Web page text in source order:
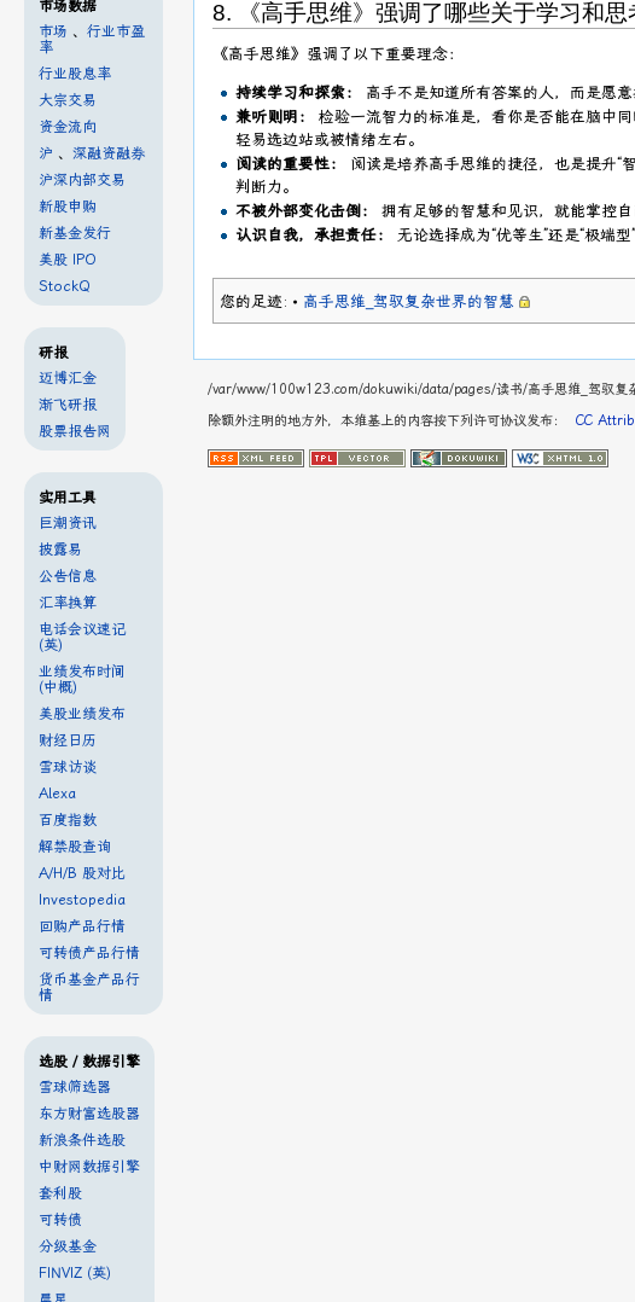
8. 《高手思维》强调了哪些关于学习和思
《高手思维》强调了以下重要理念：
持续学习和探索：
高手不是知道所有答案的人，而是愿意
兼听则明：
检验一流智力的标准是，看你是否能在脑中
轻易选边站或被情绪左右。
阅读的重要性：
阅读是培养高手思维的捷径，也是提升“
判断力。
不被外部变化击倒：
拥有足够的智慧和见识，就能掌控
认识自我，承担责任：
无论选择成为“优等生”还是“极端
您的足迹: • 高手思维_驾驭复杂世界的智慧
市场数据
市场 、 行业市盈
率
行业股息率
大宗交易
资金流向
沪 、 深融资融券
沪深内部交易
新股申购
新基金发行
美股 IPO
StockQ
研报
迈博汇金
渐飞研报
股票报告网
实用工具
巨潮资讯
披露易
公告信息
汇率换算
电话会议速记
(英)
业绩发布时间
(中概)
美股业绩发布
财经日历
雪球访谈
Alexa
百度指数
解禁股查询
A/H/B 股对比
Investopedia
回购产品行情
可转债产品行情
货币基金产品行
情
选股 / 数据引擎
雪球筛选器
东方财富选股器
新浪条件选股
中财网数据引擎
套利股
可转债
分级基金
FINVIZ (英)
/var/www/100w123.com/dokuwiki/data/pages/读书/高手思维_驾驭复
除额外注明的地方外，本维基上的内容按下列许可协议发布： CC